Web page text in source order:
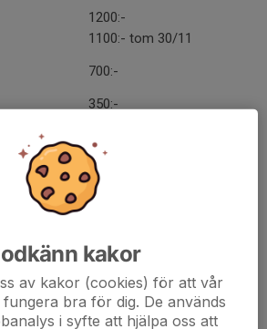
1200:-
1100:- tom 30/11
700:-
350:-
Gratis
kakor
av kakor (cookies) för att vår
bra för dig. De används
i syfte att hjälpa oss att